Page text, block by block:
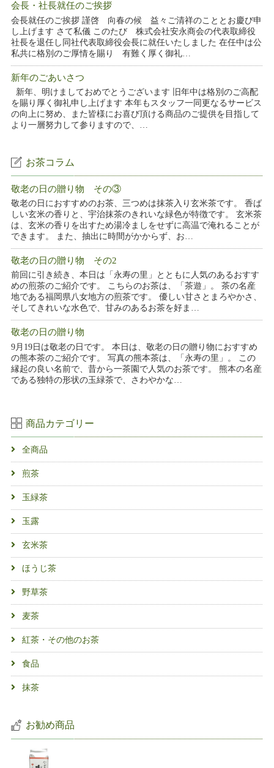
会長・社長就任のご挨拶
会長就任のご挨拶 謹啓 向春の候 益々ご清祥のこととお慶び申
し上げます さて私儀 このたび 株式会社安永商会の代表取締役
社長を退任し同社代表取締役会長に就任いたしました 在任中は公
私共に格別のご厚情を賜り 有難く厚く御礼…
新年のごあいさつ
新年、明けましておめでとうございます 旧年中は格別のご高配
を賜り厚く御礼申し上げます 本年もスタッフ一同更なるサービス
の向上に努め、また皆様にお喜び頂ける商品のご提供を目指して
より一層努力して参りますので、…
お茶コラム
敬老の日の贈り物 その③
敬老の日におすすめのお茶、三つめは抹茶入り玄米茶です。 香ば
しい玄米の香りと、宇治抹茶のきれいな緑色が特徴です。 玄米茶
は、玄米の香りを出すため湯冷ましをせずに高温で淹れることが
できます。 また、抽出に時間がかからず、お…
敬老の日の贈り物 その2
前回に引き続き、本日は「永寿の里」とともに人気のあるおすす
めの煎茶のご紹介です。 こちらのお茶は、「茶遊」。 茶の名産
地である福岡県八女地方の煎茶です。 優しい甘さとまろやかさ、
そしてきれいな水色で、甘みのあるお茶を好ま…
敬老の日の贈り物
9月19日は敬老の日です。 本日は、敬老の日の贈り物におすすめ
の熊本茶のご紹介です。 写真の熊本茶は、「永寿の里」。 この
縁起の良い名前で、昔から一茶園で人気のお茶です。 熊本の名産
である独特の形状の玉緑茶で、さわやかな…
商品カテゴリー
全商品
煎茶
玉緑茶
玉露
玄米茶
ほうじ茶
野草茶
麦茶
紅茶・その他のお茶
食品
抹茶
お勧め商品